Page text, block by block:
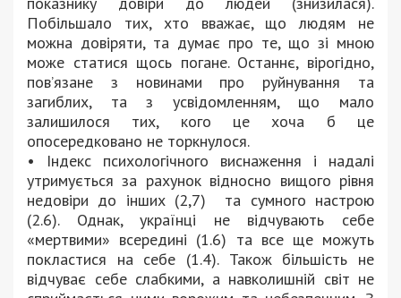
Побільшало тих, хто вважає, що людям не
можна довіряти, та думає про те, що зі мною
може статися щось погане. Останнє, вірогідно,
пов’язане з новинами про руйнування та
загиблих, та з усвідомленням, що мало
залишилося тих, кого це хоча б це
опосередковано не торкнулося.
• Індекс психологічного виснаження і надалі
утримується за рахунок відносно вищого рівня
недовіри до інших (2,7) та сумного настрою
(2.6). Однак, українці не відчувають себе
«мертвими» всередині (1.6) та все ще можуть
покластися на себе (1.4). Також більшість не
відчуває себе слабкими, а навколишній світ не